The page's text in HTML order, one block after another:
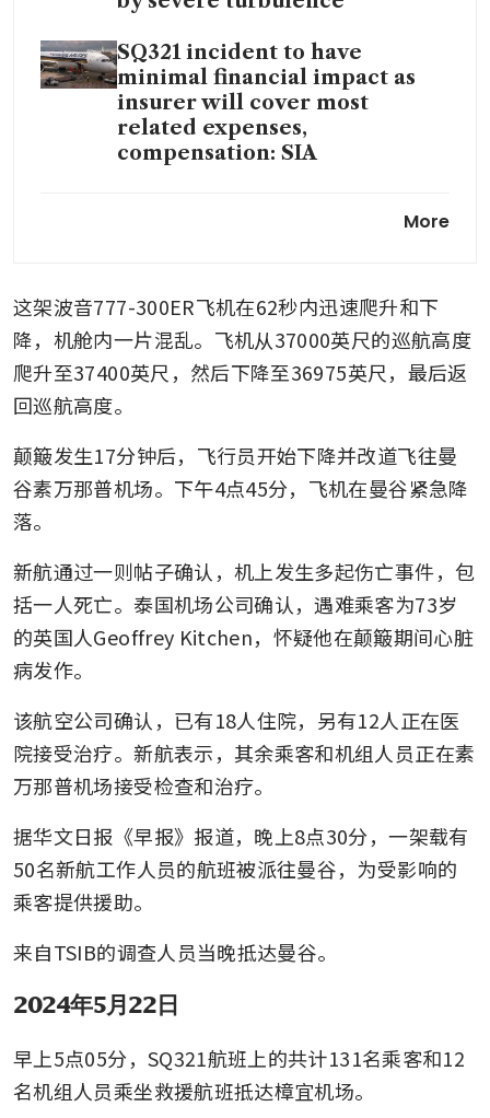
SQ321 incident to have
minimal financial impact as
insurer will cover most
related expenses,
compensation: SIA
to serious injury on SIA flights
More
这架波音777-300ER飞机在62秒内迅速爬升和下
降，机舱内一片混乱。飞机从37000英尺的巡航高度
爬升至37400英尺，然后下降至36975英尺，最后返
回巡航高度。
颠簸发生17分钟后，飞行员开始下降并改道飞往曼
谷素万那普机场。下午4点45分，飞机在曼谷紧急降
落。
新航通过一则帖子确认，机上发生多起伤亡事件，包
括一人死亡。泰国机场公司确认，遇难乘客为73岁
的英国人Geoffrey Kitchen，怀疑他在颠簸期间心脏
病发作。
该航空公司确认，已有18人住院，另有12人正在医
院接受治疗。新航表示，其余乘客和机组人员正在素
万那普机场接受检查和治疗。
据华文日报《早报》报道，晚上8点30分，一架载有
50名新航工作人员的航班被派往曼谷，为受影响的
乘客提供援助。
来自TSIB的调查人员当晚抵达曼谷。
2024年5月22日
早上5点05分，SQ321航班上的共计131名乘客和12
名机组人员乘坐救援航班抵达樟宜机场。